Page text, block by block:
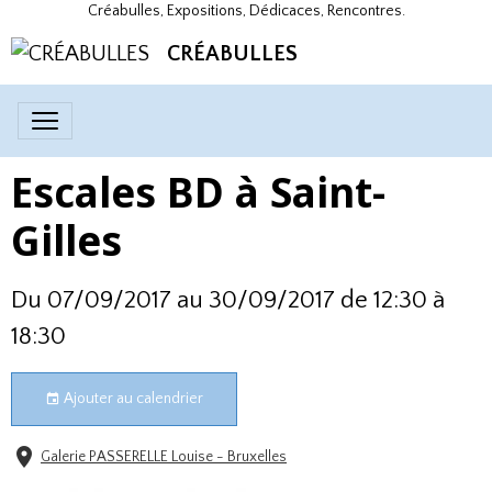
Créabulles, Expositions, Dédicaces, Rencontres.
CRÉABULLES
Escales BD à Saint-
Gilles
Du 07/09/2017 au 30/09/2017 de 12:30 à
18:30
Ajouter au calendrier
Galerie PASSERELLE Louise - Bruxelles